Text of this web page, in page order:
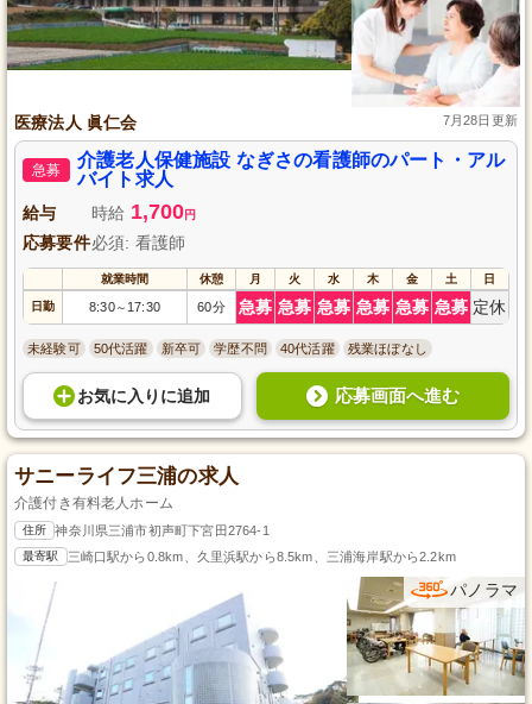
医療法人 眞仁会 7月28日更新
急募
介護老人保健施設 なぎさの看護師のパート・アル
バイト求人
給与 時給 1,700円
応募要件必須: 看護師
就業時間 休憩 月 火 水 木 金 土 日
日勤 8:30～ 17:30 60分 急募 急募 急募 急募 急募 急募 定休
未経験可 50代活躍 新卒可 学歴不問 40代活躍 残業ほぼなし
お気に入り に追加 応募画面へ進む
サニーライフ三浦の求人
介護付き有料老人ホーム
住所 神奈川県三浦市初声町下宮田2764-1
最寄駅 三崎口駅から0.8km、久里浜駅から8.5km、三浦海岸駅から2.2km
パノラマ